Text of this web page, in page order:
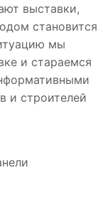
выставки,
становится
мы
и стараемся
и строителей